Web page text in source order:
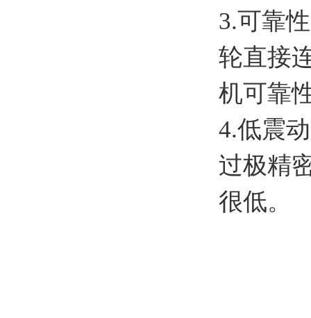
3.可靠
轮直接
机可靠
4.低震
过极精
很低。